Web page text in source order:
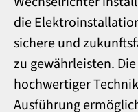
die
sichere und
zu gewährleisten.
hochwertiger
Ausführung